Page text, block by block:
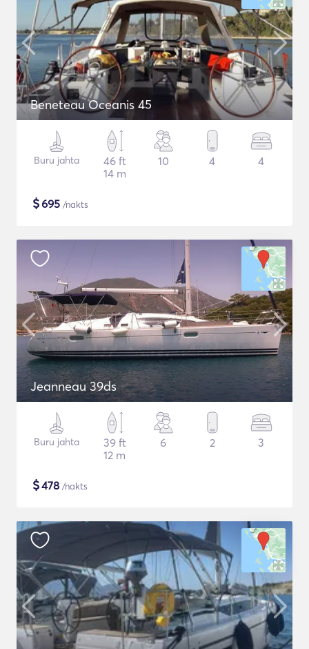
Beneteau Oceanis 45
Buru jahta
46 ft
14 m
10 4 4
$695 /nakts
Jeanneau 39ds
Buru jahta
39 ft
12 m
6 2 3
$478 /nakts